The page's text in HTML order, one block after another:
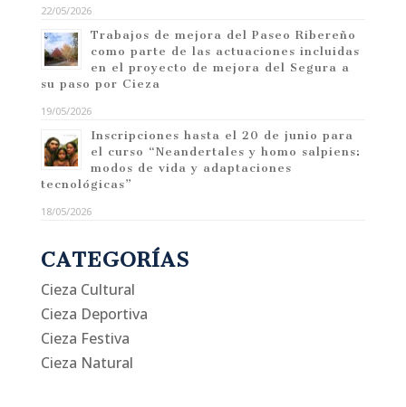
22/05/2026
Trabajos de mejora del Paseo Ribereño
como parte de las actuaciones incluidas
en el proyecto de mejora del Segura a
su paso por Cieza
19/05/2026
Inscripciones hasta el 20 de junio para
el curso “Neandertales y homo salpiens:
modos de vida y adaptaciones
tecnológicas”
18/05/2026
CATEGORÍAS
Cieza Cultural
Cieza Deportiva
Cieza Festiva
Cieza Natural